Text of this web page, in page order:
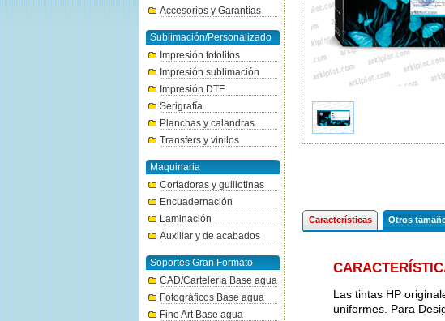
Accesorios y Garantías
Sublimación/Personalizado
Impresión fotolitos
Impresión sublimación
Impresión DTF
Serigrafía
Planchas y calandras
Transfers y vinilos
Maquinaria
Cortadoras y guillotinas
Encuadernación
Laminación
Auxiliar y de acabados
Soportes Gran Formato
CAD/Cartelería Base agua
Fotográficos Base agua
Fine Art Base agua
Características Otros
Las tintas HP
uniformes. Para